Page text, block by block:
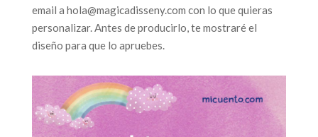
email a hola@magicadisseny.com con lo que quieras
personalizar. Antes de producirlo, te mostraré el
diseño para que lo apruebes.